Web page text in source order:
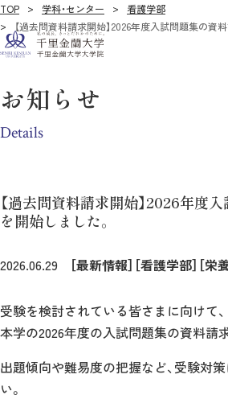
TOP 学科・センター
看護学部
【過去問資料請求開始】2026年度入試問題集の資
お知らせ
Details
【過去問資料請求開始】2026年度
を開始しました。
2026.06.29 ［最新情報］ ［看護学部］ ［栄
受験を検討されている皆さまに向けて、
本学の2026年度の入試問題集の資料請
出題傾向や難易度の把握など、受験対
い。